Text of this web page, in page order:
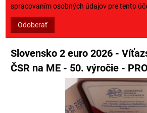
spracovaním osobných údajov pre tento
Odoberať
Slovensko 2 euro 2026 -
ČSR na ME - 50. výročie -